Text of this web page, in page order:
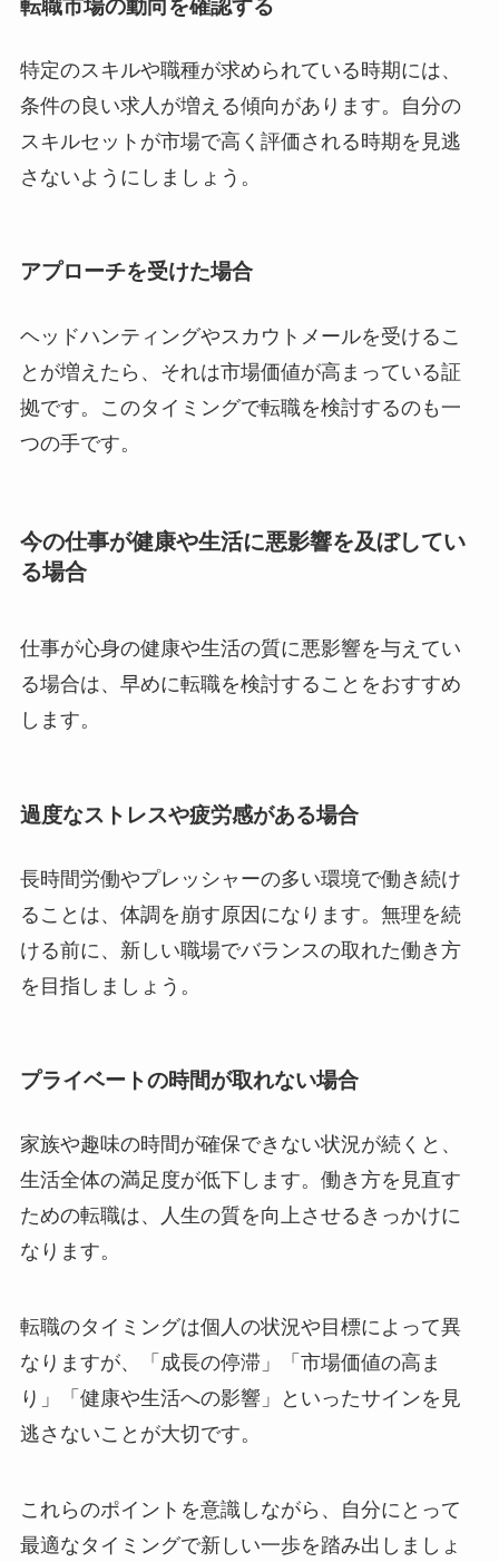
転職市場の動向を確認する
特定のスキルや職種が求められている時期には、
条件の良い求人が増える傾向があります。自分の
スキルセットが市場で高く評価される時期を見逃
さないようにしましょう。
アプローチを受けた場合
ヘッドハンティングやスカウトメールを受けるこ
とが増えたら、それは市場価値が高まっている証
拠です。このタイミングで転職を検討するのも一
つの手です。
今の仕事が健康や生活に悪影響を及ぼしてい
る場合
仕事が心身の健康や生活の質に悪影響を与えてい
る場合は、早めに転職を検討することをおすすめ
します。
過度なストレスや疲労感がある場合
長時間労働やプレッシャーの多い環境で働き続け
ることは、体調を崩す原因になります。無理を続
ける前に、新しい職場でバランスの取れた働き方
を目指しましょう。
プライベートの時間が取れない場合
家族や趣味の時間が確保できない状況が続くと、
生活全体の満足度が低下します。働き方を見直す
ための転職は、人生の質を向上させるきっかけに
なります。
転職のタイミングは個人の状況や目標によって異
なりますが、「成長の停滞」「市場価値の高ま
り」「健康や生活への影響」といったサインを見
逃さないことが大切です。
これらのポイントを意識しながら、自分にとって
最適なタイミングで新しい一歩を踏み出しましょ